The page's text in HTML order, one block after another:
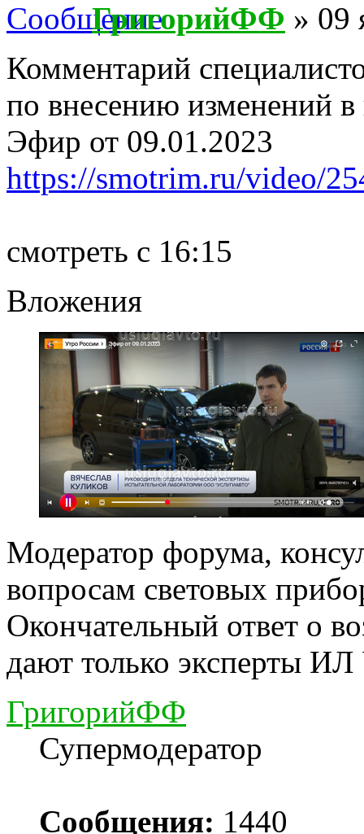
ГригорийФФ » 09
Комментарий
по внесению изменений
Эфир от 09.01.2023
https://smotrim.ru/video/
смотреть с 16:15
Вложения
Модератор форума,
вопросам световых
Окончательный ответ о
дают только эксперты ИЛ
ГригорийФФ
Супермодератор
Сообщения: 1440